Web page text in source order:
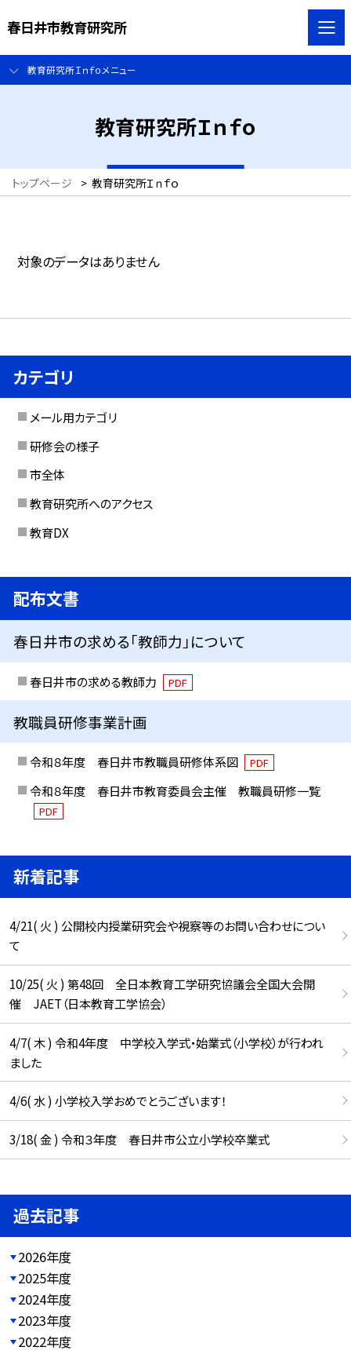
春日井市教育研究所
教育研究所Ｉｎｆｏメニュー
教育研究所Ｉｎｆｏ
トップページ > 教育研究所Ｉｎｆｏ
対象のデータはありません
カテゴリ
メール用カテゴリ
研修会の様子
市全体
教育研究所へのアクセス
教育DX
配布文書
春日井市の求める「教師力」について
春日井市の求める教師力 PDF
教職員研修事業計画
令和８年度 春日井市教職員研修体系図 PDF
令和８年度 春日井市教育委員会主催 教職員研修一覧
PDF
新着記事
4/21( 火 ) 公開校内授業研究会や視察等のお問い合わせについ
て
10/25( 火 ) 第48回 全日本教育工学研究協議会全国大会開
催 JAET（日本教育工学協会）
4/7( 木 ) 令和4年度 中学校入学式・始業式（小学校）が行われ
ました
4/6( 水 ) 小学校入学おめでとうございます！
3/18( 金 ) 令和３年度 春日井市公立小学校卒業式
過去記事
2026年度
2025年度
2024年度
2023年度
2022年度